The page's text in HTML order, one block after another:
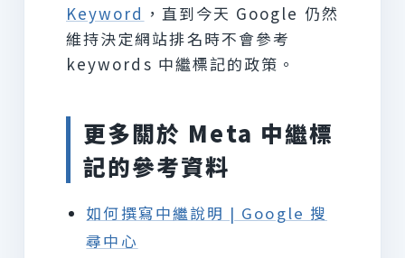
Keyword ，直到今天 Google 仍然
維持決定網站排名時不會參考
keywords 中繼標記的政策。
更多關於 Meta 中繼標
記的參考資料
如何撰寫中繼說明 | Google 搜
尋中心